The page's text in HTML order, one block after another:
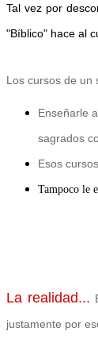
Tal vez por
"Bíblico" hace al
Los cursos de un
Enseñarle
sagrados
Esos
Tampoco le
La realidad...
justamente por